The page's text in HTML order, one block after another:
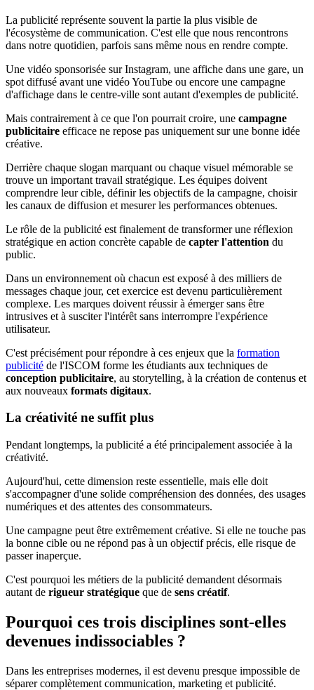
La publicité représente souvent la partie la plus visible de
l'écosystème de communication. C'est elle que nous rencontrons
dans notre quotidien, parfois sans même nous en rendre compte.
Une vidéo sponsorisée sur Instagram, une affiche dans une gare, un
spot diffusé avant une vidéo YouTube ou encore une campagne
d'affichage dans le centre-ville sont autant d'exemples de publicité.
Mais contrairement à ce que l'on pourrait croire, une campagne
publicitaire efficace ne repose pas uniquement sur une bonne idée
créative.
Derrière chaque slogan marquant ou chaque visuel mémorable se
trouve un important travail stratégique. Les équipes doivent
comprendre leur cible, définir les objectifs de la campagne, choisir
les canaux de diffusion et mesurer les performances obtenues.
Le rôle de la publicité est finalement de transformer une réflexion
stratégique en action concrète capable de capter l'attention du
public.
Dans un environnement où chacun est exposé à des milliers de
messages chaque jour, cet exercice est devenu particulièrement
complexe. Les marques doivent réussir à émerger sans être
intrusives et à susciter l'intérêt sans interrompre l'expérience
utilisateur.
C'est précisément pour répondre à ces enjeux que la formation
publicité de l'ISCOM forme les étudiants aux techniques de
conception publicitaire, au storytelling, à la création de contenus et
aux nouveaux formats digitaux.
La créativité ne suffit plus
Pendant longtemps, la publicité a été principalement associée à la
créativité.
Aujourd'hui, cette dimension reste essentielle, mais elle doit
s'accompagner d'une solide compréhension des données, des usages
numériques et des attentes des consommateurs.
Une campagne peut être extrêmement créative. Si elle ne touche pas
la bonne cible ou ne répond pas à un objectif précis, elle risque de
passer inaperçue.
C'est pourquoi les métiers de la publicité demandent désormais
autant de rigueur stratégique que de sens créatif.
Pourquoi ces trois disciplines sont-elles
devenues indissociables ?
Dans les entreprises modernes, il est devenu presque impossible de
séparer complètement communication, marketing et publicité.